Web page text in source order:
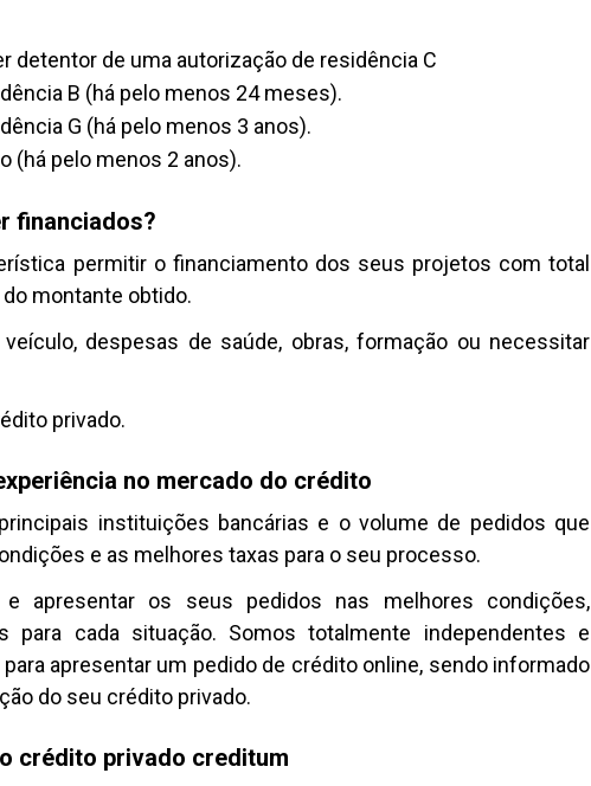
detentor de uma autorização de residência C
B (há pelo menos 24 meses).
G (há pelo menos 3 anos).
(há pelo menos 2 anos).
financiados?
permitir o financiamento dos seus projetos com total
montante obtido.
despesas de saúde, obras, formação ou necessitar
privado.
no mercado do crédito
instituições bancárias e o volume de pedidos que
e as melhores taxas para o seu processo.
apresentar os seus pedidos nas melhores condições,
para cada situação. Somos totalmente independentes e
apresentar um pedido de crédito online, sendo informado
do seu crédito privado.
crédito privado creditum